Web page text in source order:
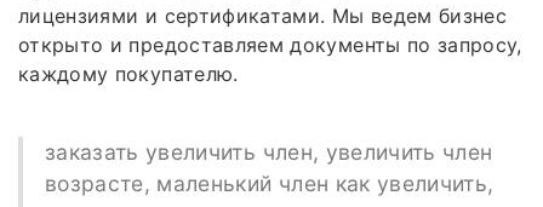
лицензиями и сертификатами. Мы ведем бизнес
открыто и предоставляем документы по запросу,
каждому покупателю.
заказать увеличить член, увеличить член
возрасте, маленький член как увеличить,